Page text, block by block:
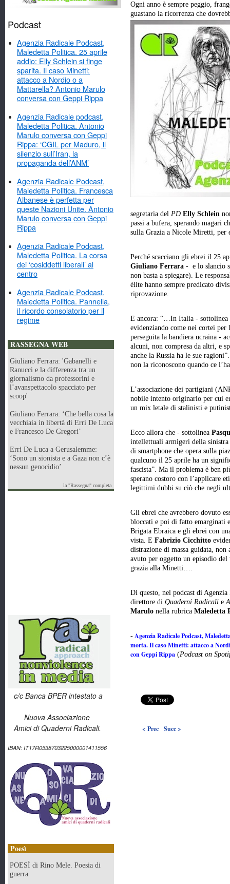
Podcast
Agenzia Radicale Podcast,
Maledetta Politica. 25 aprile
addio: Elly Schlein si finge
sparita. Il caso Minetti:
attacco a Nordio o a
Mattarella? Antonio Marulo
conversa con Geppi Rippa
Agenzia Radicale podcast,
Maledetta Politica. Antonio
Marulo conversa con Geppi
Rippa: ‘CGIL per Maduro, il
silenzio sull’Iran, la
propaganda dell’ANM’
Agenzia Radicale Podcast,
Maledetta Politica. Francesca
Albanese è perfetta per
queste Nazioni Unite. Antonio
Marulo conversa con Geppi
Rippa
Agenzia Radicale Podcast,
Maledetta Politica. La corsa
dei ‘cosiddetti liberali’ al
centro
Agenzia Radicale Podcast,
Maledetta Politica. Pannella,
il ricordo consolatorio per il
regime
RASSEGNA WEB
Giuliano Ferrara: 'Gabanelli e
Ranucci e la differenza tra un
giornalismo da professorini e
l’avanspettacolo spacciato per
scoop'
Giuliano Ferrara: ‘Che bella cosa la
vecchiaia in libertà di Erri De Luca
e Francesco De Gregori’
Erri De Luca a Gerusalemme:
‘Sono un sionista e a Gaza non c’è
nessun genocidio’
la "Rassegna" completa
c/c Banca BPER intestato a
Nuova Associazione
Amici di Quaderni Radicali.
IBAN: IT17R0538703225000001411556
Poesì
POESÌ di Rino Mele. Poesia di
guerra
Ogni anno è sempre peggio,
guastano la ricorrenza che
segretaria del PD Elly Schlein
passi a bufera, sperando magari
sulla Grazia a Nicole Miretti, per
Perché scacciano gli ebrei il 25
Giuliano Ferrara - e lo slancio
non basta a spiegare). Le
élite hanno sempre predicato
riprovazione.
E ancora: “…In Italia -
evidenziando come nei cortei
perseguita la bandiera ucraina -
alcuni, non compresa da altri, e
anche la Russia ha le sue
non la riconoscono quando ce
L’associazione dei partigiani
nobile intento originario per cui
un mix letale di stalinisti e
Ecco allora che - sottolinea
intellettuali armigeri della
di smartphone che opera sulla
qualcuno il 25 aprile ha un
fascista”. Ma il problema è ben
sperano costoro con l’applicare
legittimi dubbi su ciò che negli
Gli ebrei che avrebbero dovuto
bloccati e poi di fatto emarginati
Brigata Ebraica e gli ebrei con
vista. E Fabrizio Cicchitto
distrazione di massa guidata, non
avuto per oggetto un episodio
grazia alla Minetti….
Di questo, nel podcast di
direttore di Quaderni Radicali e
Marulo nella rubrica Maledetta
- Agenzia Radicale Podcast,
morta. Il caso Minetti: attacco a
con Geppi Rippa (Podcast on
< Prec Succ >